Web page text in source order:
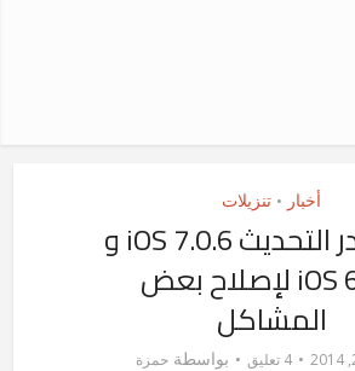
أخبار • تنزيلات
أبل تصدر التحديث iOS 7.0.6 و
iOS 6.1.6 لإصلاح بعض
المشاكل
4 تعليق بواسطةحمزة